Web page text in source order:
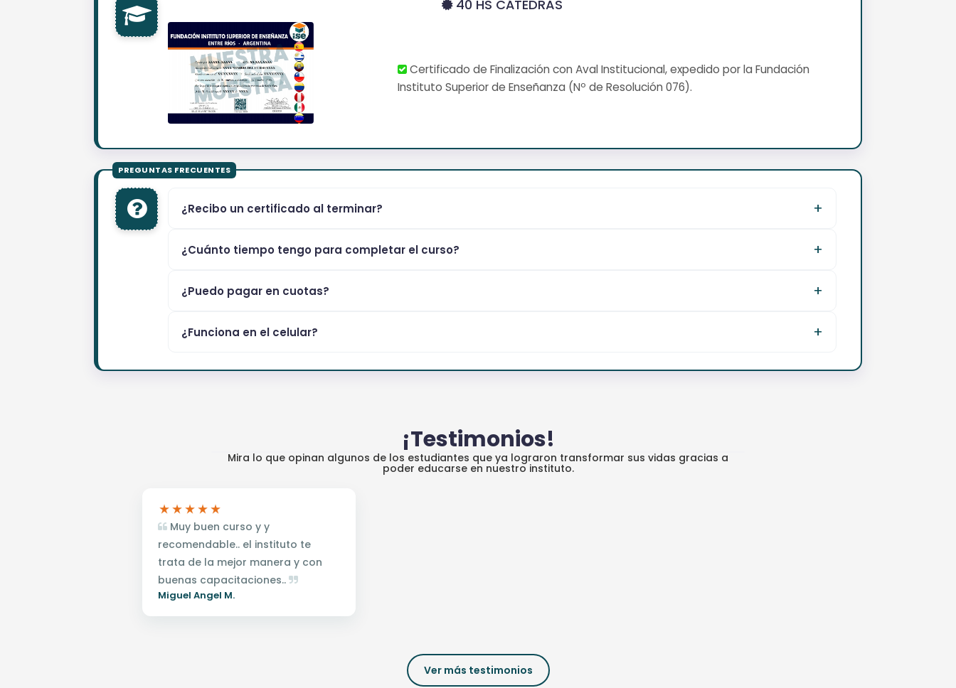
40 HS CÁTEDRAS
Certificado de Finalización con Aval Institucional, expedido por la Fundación
Instituto Superior de Enseñanza (Nº de Resolución 076).
¿Recibo un certificado al terminar?
¿Cuánto tiempo tengo para completar el curso?
¿Puedo pagar en cuotas?
¿Funciona en el celular?
¡Testimonios!
Mira lo que opinan algunos de los estudiantes que ya lograron transformar sus vidas gracias a
poder educarse en nuestro instituto.
Muy buen curso y y
recomendable.. el instituto te
trata de la mejor manera y con
buenas capacitaciones..
Miguel Angel M.
Ver más testimonios